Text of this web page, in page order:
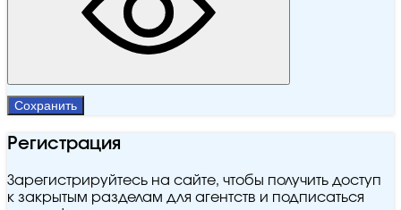
Сохранить
Регистрация
Зарегистрируйтесь на сайте, чтобы получить доступ
к закрытым разделам для агентств и подписаться